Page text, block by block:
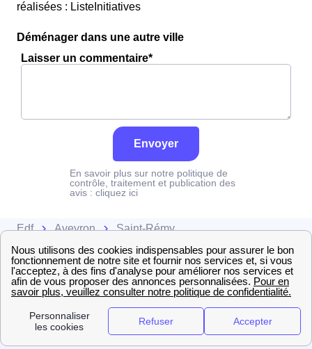
réalisées : ListeInitiatives
Déménager dans une autre ville
Laisser un commentaire*
Envoyer
En savoir plus sur notre politique de
contrôle, traitement et publication des
avis : cliquez ici
Edf Aveyron Saint-Rémy